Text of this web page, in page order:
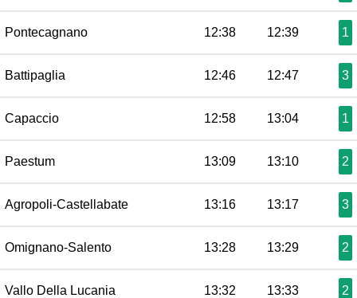
Pontecagnano 12:38 12:39 1
Battipaglia 12:46 12:47 3
Capaccio 12:58 13:04 1
Paestum 13:09 13:10 2
Agropoli-Castellabate 13:16 13:17 3
Omignano-Salento 13:28 13:29 2
Vallo Della Lucania 13:32 13:33 2